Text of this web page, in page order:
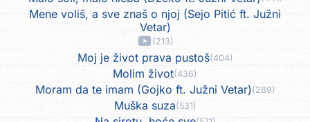
Mene voliš, a sve znaš o njoj (Sejo Pitić ft. Južni
Vetar)
(213)
Moj je život prava pustoš(404)
Molim život(436)
Moram da te imam (Gojko ft. Južni Vetar)(289)
Muška suza(531)